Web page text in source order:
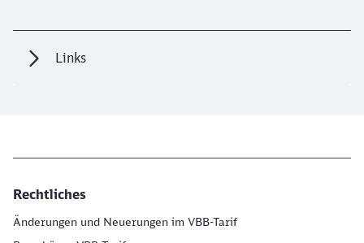
Links
Rechtliches
Änderungen und Neuerungen im VBB-Tarif